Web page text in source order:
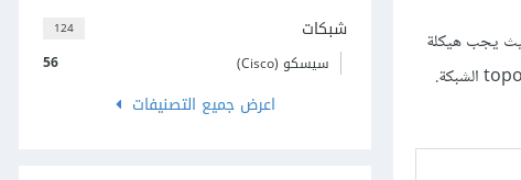
يجب هيكلة
جدول التمرير لتحسين عملية البحث عن عنوان عند تمرير الرزمة، بينما يحتاج جدول التوجيه إلى التحسين بهدف حساب التغييرات في مخطط topology الشبكة.
124 شبكات
56 سيسكو (Cisco)
اعرض جميع التصنيفات